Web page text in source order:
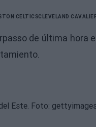
CELTICSCLEVELAND
de última hora